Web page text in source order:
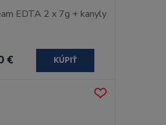
EDTA 2 x 7g + kanyly
€ KÚPIŤ